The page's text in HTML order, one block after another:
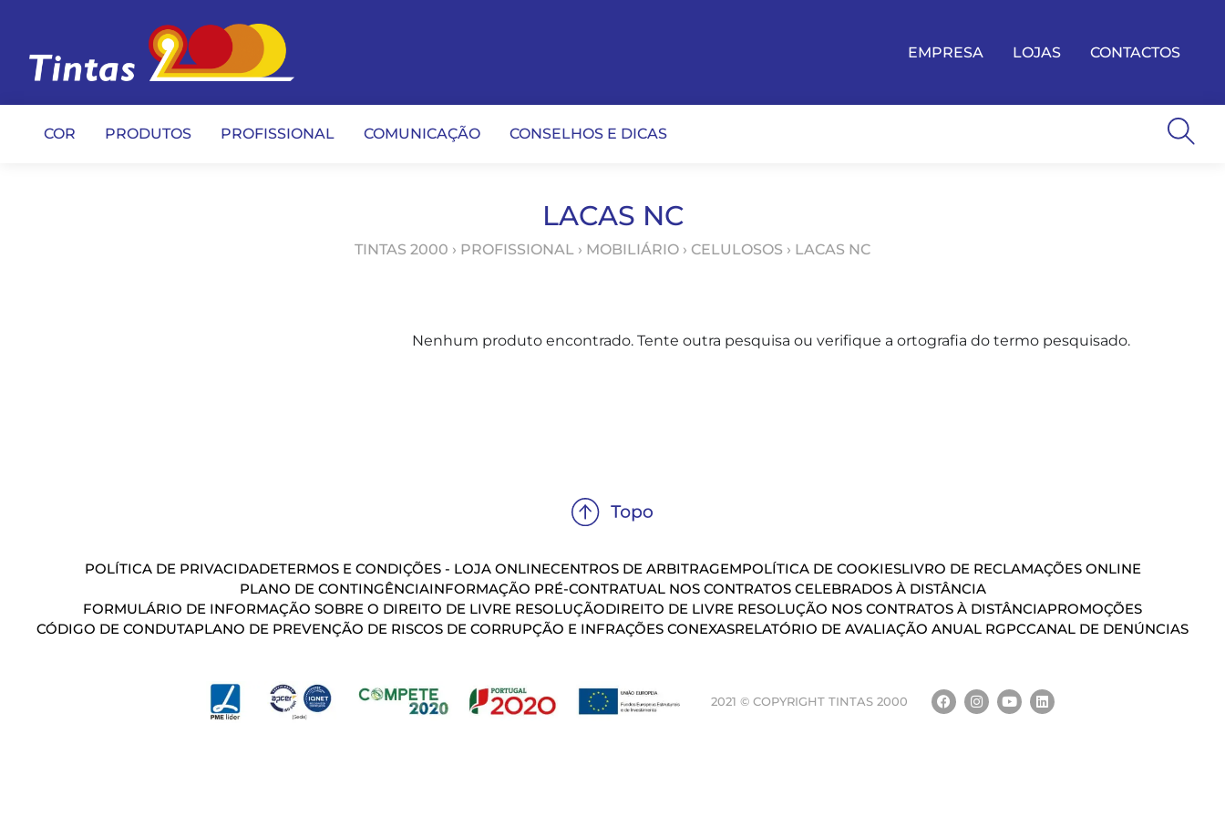
EMPRESA LOJAS CONTACTOS
COR PRODUTOS PROFISSIONAL COMUNICAÇÃO CONSELHOS E DICAS
LACAS NC
TINTAS 2000 › PROFISSIONAL › MOBILIÁRIO › CELULOSOS › LACAS NC
Nenhum produto encontrado. Tente outra pesquisa ou verifique a ortografia do termo pesquisado.
POLÍTICA DE PRIVACIDADETERMOS E CONDIÇÕES - LOJA ONLINECENTROS DE ARBITRAGEMPOLÍTICA DE COOKIESLIVRO DE RECLAMAÇÕES ONLINE
PLANO DE CONTINGÊNCIAINFORMAÇÃO PRÉ-CONTRATUAL NOS CONTRATOS CELEBRADOS À DISTÂNCIA
FORMULÁRIO DE INFORMAÇÃO SOBRE O DIREITO DE LIVRE RESOLUÇÃODIREITO DE LIVRE RESOLUÇÃO NOS CONTRATOS À DISTÂNCIAPROMOÇÕES
CÓDIGO DE CONDUTAPLANO DE PREVENÇÃO DE RISCOS DE CORRUPÇÃO E INFRAÇÕES CONEXASRELATÓRIO DE AVALIAÇÃO ANUAL RGPCCANAL DE DENÚNCIAS
2021 © COPYRIGHT TINTAS 2000